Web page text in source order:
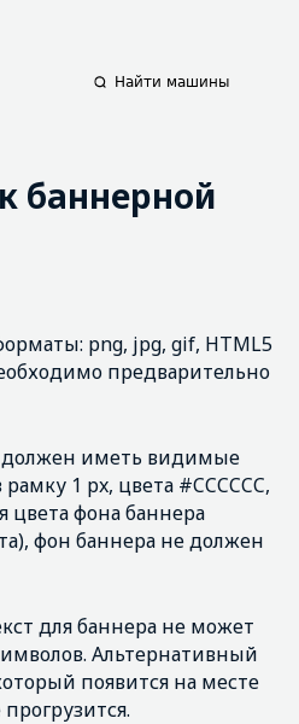
Найти машины
баннерной
png, jpg, gif, HTML5
предварительно
иметь видимые
1 px, цвета #CCCCCC,
цвета фона баннера
фон баннера не должен
для баннера не может
Альтернативный
появится на месте